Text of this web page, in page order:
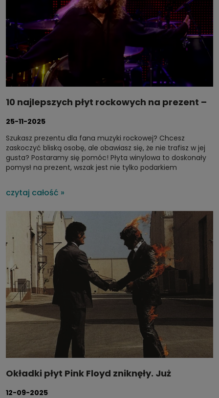
10 najlepszych płyt rockowych na prezent –
25-11-2025
Szukasz prezentu dla fana muzyki rockowej? Chcesz
zaskoczyć bliską osobę, ale obawiasz się, że nie trafisz w jej
gusta? Postaramy się pomóc! Płyta winylowa to doskonały
pomysł na prezent, wszak jest nie tylko podarkiem
emocjonalnym. Wybraliśmy 10 albumów, które regularnie
zasilają półki kolejnych pokoleń kolekcjonerów. Zapraszamy
czyste rockowe riffy – tu każdy znajdzie coś dla siebie.
czytaj całość »
Okładki płyt Pink Floyd zniknęły. Już
12-09-2025